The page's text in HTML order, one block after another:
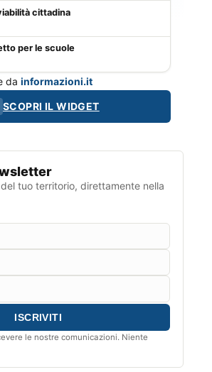
cittadina
per le scuole
da informazioni.it
SCOPRI IL WIDGET
tuo territorio, direttamente nella
le nostre comunicazioni. Niente